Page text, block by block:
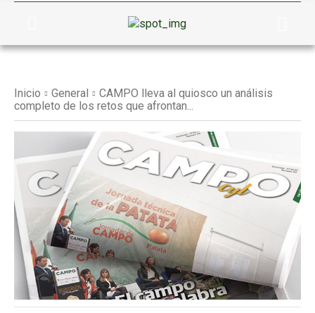
Inicio General
CAMPO lleva al quiosco un análisis
completo de los retos que afrontan...